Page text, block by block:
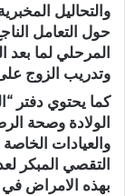
والتحاليل
حول التعامل
المرحلي لما بعد
وتدريب الزوج
كما يحتوي دفتر
الولادة وصحة
والعيادات
التقصي المبكر
بهذه الامراض في